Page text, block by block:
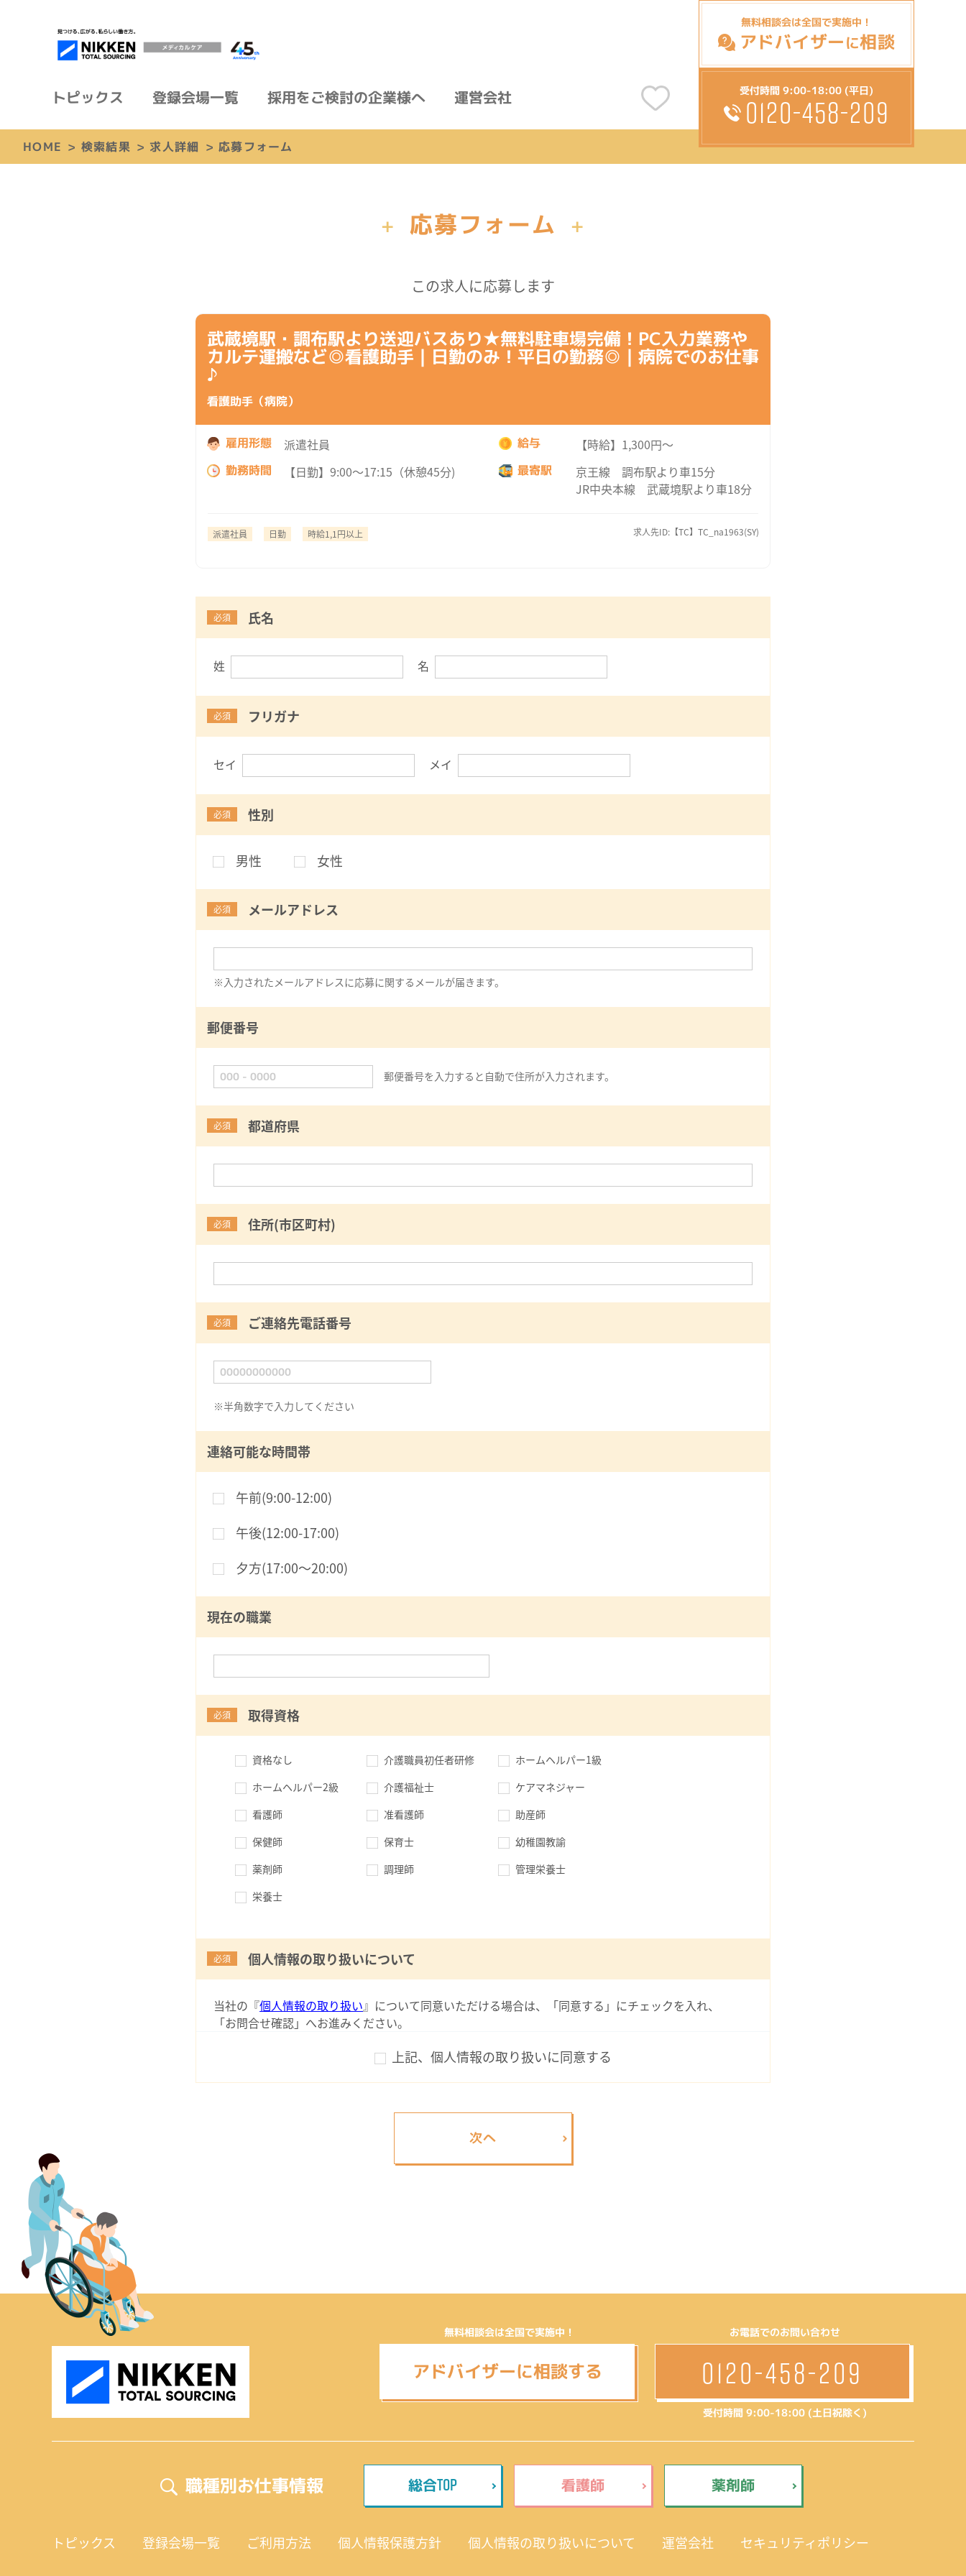
トピックス 登録会場一覧 採用をご検討の企業様へ 運営会社
無料相談会は全国で実施中！
アドバイザーに相談
受付時間 9:00-18:00 (平日)
0120-458-209
HOME > 検索結果 > 求人詳細 > 応募フォーム
+ 応募フォーム +
この求人に応募します
武蔵境駅・調布駅より送迎バスあり★無料駐車場完備！PC入力業務や
カルテ運搬など◎看護助手｜日勤のみ！平日の勤務◎｜病院でのお仕事
♪
看護助手（病院）
雇用形態 派遣社員
勤務時間 【日勤】9:00～17:15（休憩45分)
給与 【時給】1,300円～
最寄駅
京王線 調布駅より車15分
JR中央本線 武蔵境駅より車18分
派遣社員 日勤 時給1,1円以上 求人先ID:【TC】TC_na1963(SY)
必須 氏名
姓 名
必須 フリガナ
セイ メイ
必須 性別
男性 女性
必須 メールアドレス
※入力されたメールアドレスに応募に関するメールが届きます。
郵便番号
郵便番号を入力すると自動で住所が入力されます。
必須 都道府県
必須 住所(市区町村)
必須 ご連絡先電話番号
※半角数字で入力してください
連絡可能な時間帯
午前(9:00-12:00)
午後(12:00-17:00)
夕方(17:00〜20:00)
現在の職業
必須 取得資格
資格なし 介護職員初任者研修
ホームヘルパー1級
ホームヘルパー2級
介護福祉士
ケアマネジャー
看護師
准看護師
助産師
保健師
保育士
幼稚園教諭
薬剤師
調理師
管理栄養士
栄養士
必須 個人情報の取り扱いについて
当社の『個人情報の取り扱い』について同意いただける場合は、「同意する」にチェックを入れ、
「お問合せ確認」へお進みください。
上記、個人情報の取り扱いに同意する
無料相談会は全国で実施中！
アドバイザーに相談する
お電話でのお問い合わせ
0120-458-209
受付時間 9:00-18:00 (土日祝除く)
職種別お仕事情報 総合TOP 看護師 薬剤師
トピックス 登録会場一覧 ご利用方法 個人情報保護方針 個人情報の取り扱いについて 運営会社 セキュリティポリシー